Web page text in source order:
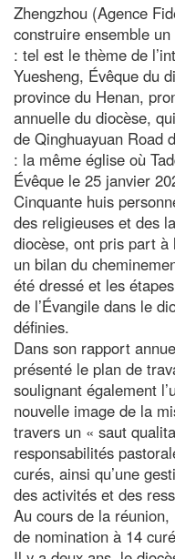
Zhengzhou (Agence
construire ensemble
: tel est le thème de
Yuesheng, Évêque du
province du Henan,
annuelle du diocèse,
de Qinghuayuan Road
: la même église où
Évêque le 25 janvier
Cinquante huis
des religieuses et des
diocèse, ont pris part
un bilan du
été dressé et les
de l’Évangile dans le
définies.
Dans son rapport
présenté le plan de
soulignant également
nouvelle image de la
travers un « saut
responsabilités
curés, ainsi qu’une
des activités et des
Au cours de la
de nomination à 14